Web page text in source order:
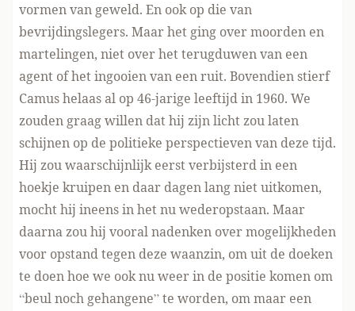
vormen van geweld. En ook op die van
bevrijdingslegers. Maar het ging over moorden en
martelingen, niet over het terugduwen van een
agent of het ingooien van een ruit. Bovendien stierf
Camus helaas al op 46-jarige leeftijd in 1960. We
zouden graag willen dat hij zijn licht zou laten
schijnen op de politieke perspectieven van deze tijd.
Hij zou waarschijnlijk eerst verbijsterd in een
hoekje kruipen en daar dagen lang niet uitkomen,
mocht hij ineens in het nu wederopstaan. Maar
daarna zou hij vooral nadenken over mogelijkheden
voor opstand tegen deze waanzin, om uit de doeken
te doen hoe we ook nu weer in de positie komen om
“beul noch gehangene” te worden, om maar een